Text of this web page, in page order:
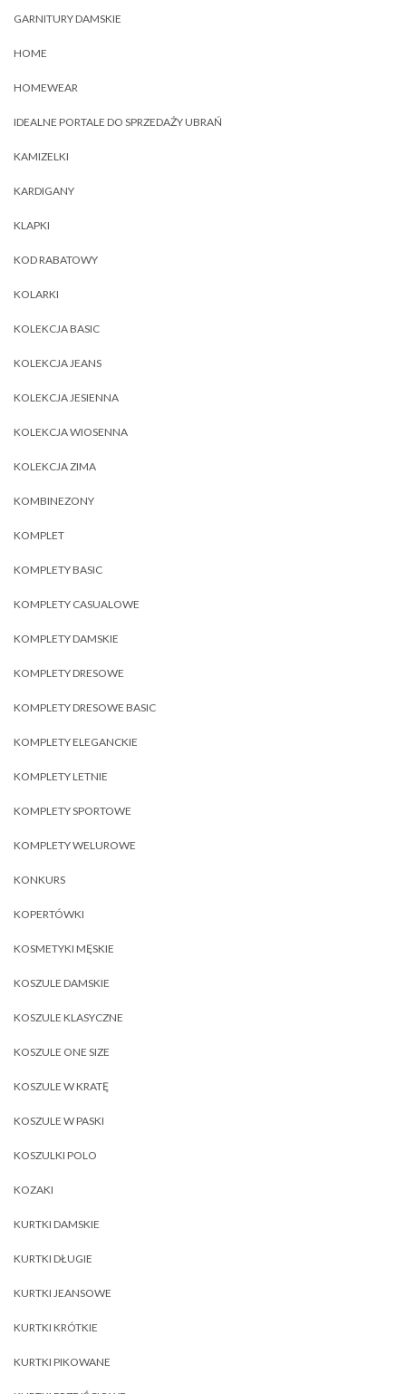
GARNITURY DAMSKIE
HOME
HOMEWEAR
IDEALNE PORTALE DO SPRZEDAŻY UBRAŃ
KAMIZELKI
KARDIGANY
KLAPKI
KOD RABATOWY
KOLARKI
KOLEKCJA BASIC
KOLEKCJA JEANS
KOLEKCJA JESIENNA
KOLEKCJA WIOSENNA
KOLEKCJA ZIMA
KOMBINEZONY
KOMPLET
KOMPLETY BASIC
KOMPLETY CASUALOWE
KOMPLETY DAMSKIE
KOMPLETY DRESOWE
KOMPLETY DRESOWE BASIC
KOMPLETY ELEGANCKIE
KOMPLETY LETNIE
KOMPLETY SPORTOWE
KOMPLETY WELUROWE
KONKURS
KOPERTÓWKI
KOSMETYKI MĘSKIE
KOSZULE DAMSKIE
KOSZULE KLASYCZNE
KOSZULE ONE SIZE
KOSZULE W KRATĘ
KOSZULE W PASKI
KOSZULKI POLO
KOZAKI
KURTKI DAMSKIE
KURTKI DŁUGIE
KURTKI JEANSOWE
KURTKI KRÓTKIE
KURTKI PIKOWANE